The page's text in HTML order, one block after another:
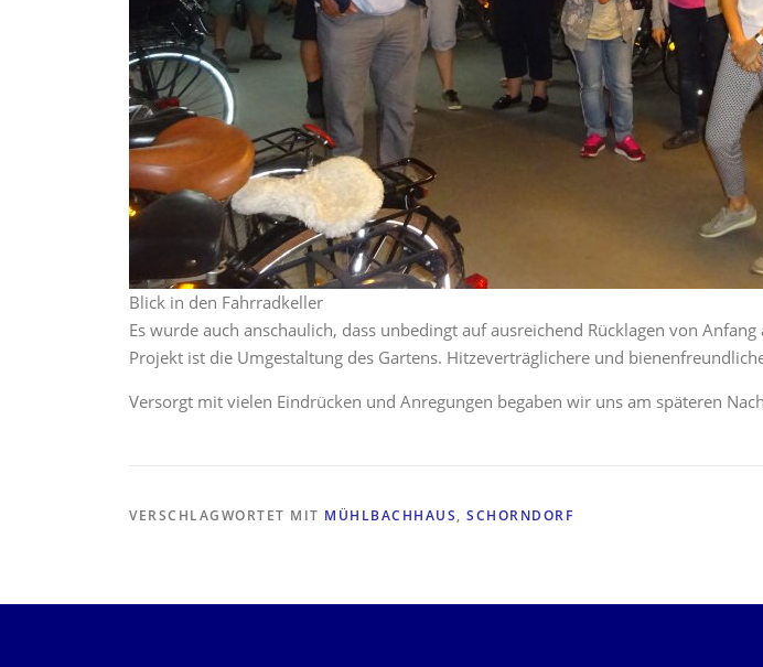
Blick in den Fahrradkeller
Es wurde auch anschaulich, dass unbedingt auf ausreichend Rücklagen von
Projekt ist die Umgestaltung des Gartens. Hitzeverträglichere und
Versorgt mit vielen Eindrücken und Anregungen begaben wir uns am späteren
VERSCHLAGWORTET MIT MÜHLBACHHAUS, SCHORNDORF